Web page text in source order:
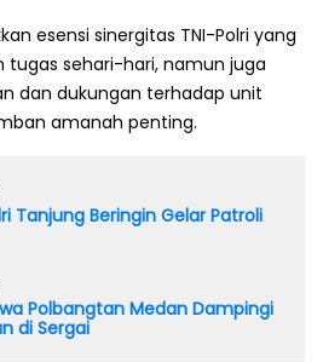
esensi sinergitas TNI-Polri yang
tugas sehari-hari, namun juga
dan dukungan terhadap unit
amanah penting.
Tanjung Beringin Gelar Patroli
Polbangtan Medan Dampingi
di Sergai